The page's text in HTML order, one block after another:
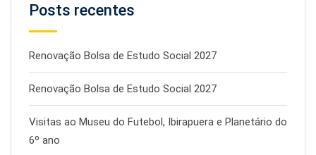
Posts recentes
Renovação Bolsa de Estudo Social 2027
Renovação Bolsa de Estudo Social 2027
Visitas ao Museu do Futebol, Ibirapuera e Planetário do
6º ano